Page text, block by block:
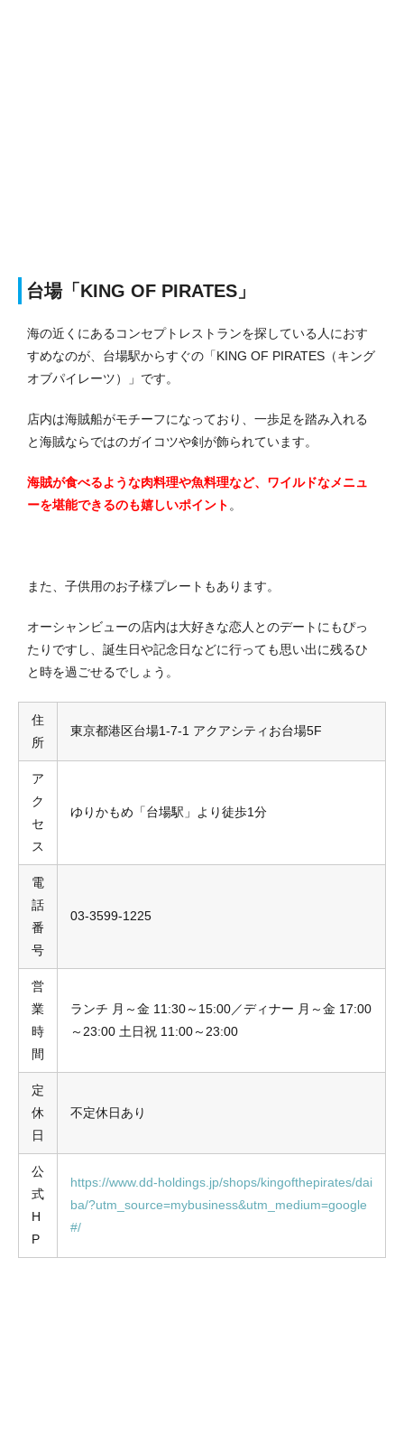
台場「KING OF PIRATES」
海の近くにあるコンセプトレストランを探している人におす
すめなのが、台場駅からすぐの「KING OF PIRATES（キング
オブパイレーツ）」です。
店内は海賊船がモチーフになっており、一歩足を踏み入れる
と海賊ならではのガイコツや剣が飾られています。
海賊が食べるような肉料理や魚料理など、ワイルドなメニュ
ーを堪能できるのも嬉しいポイント 。
また、子供用のお子様プレートもあります。
オーシャンビューの店内は大好きな恋人とのデートにもぴっ
たりですし、誕生日や記念日などに行っても思い出に残るひ
と時を過ごせるでしょう。
住
所
東京都港区台場1-7-1 アクアシティお台場5F
ア
ク
セ
ス
ゆりかもめ「台場駅」より徒歩1分
電
話
番
号
03-3599-1225
営
業
時
間
ランチ 月～金 11:30～15:00／ディナー 月～金 17:00
～23:00 土日祝 11:00～23:00
定
休
日
不定休日あり
公
式
H
P
https://www.dd-holdings.jp/shops/kingofthepirates/dai
ba/?utm_source=mybusiness&utm_medium=google
#/